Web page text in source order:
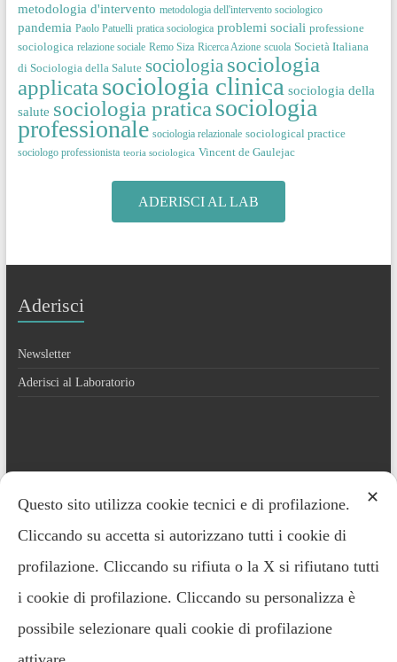
metodologia d'intervento metodologia dell'intervento sociologico
pandemia Paolo Patuelli pratica sociologica problemi sociali professione
sociologica relazione sociale Remo Siza Ricerca Azione scuola Società Italiana
di Sociologia della Salute sociologia sociologia
applicata sociologia clinica sociologia della
salute sociologia pratica sociologia
professionale sociologia relazionale sociological practice
sociologo professionista teoria sociologica Vincent de Gaulejac
ADERISCI AL LAB
Aderisci
Newsletter
Aderisci al Laboratorio
Contatti ✕
Questo sito utilizza cookie tecnici e di profilazione.
Cliccando su accetta si autorizzano tutti i cookie di
profilazione. Cliccando su rifiuta o la X si rifiutano tutti
i cookie di profilazione. Cliccando su personalizza è
possibile selezionare quali cookie di profilazione